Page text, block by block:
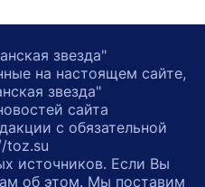
звезда"
на настоящем сайте,
звезда"
сайта
с обязательной
toz.su
источников. Если Вы
об этом. Мы поставим